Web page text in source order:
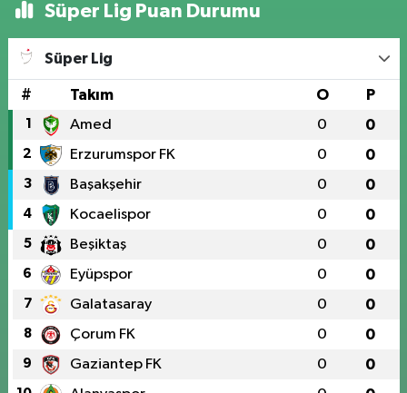
Süper Lig Puan Durumu
Süper Lig
# Takım O P
1 Amed 0 0
2 Erzurumspor FK 0 0
3 Başakşehir 0 0
4 Kocaelispor 0 0
5 Beşiktaş 0 0
6 Eyüpspor 0 0
7 Galatasaray 0 0
8 Çorum FK 0 0
9 Gaziantep FK 0 0